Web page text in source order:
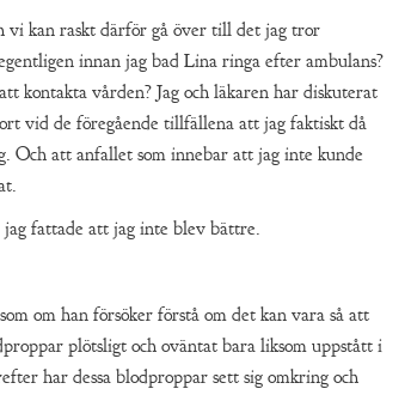
vi kan raskt därför gå över till det jag tror
innan jag bad Lina ringa efter ambulans?
kontakta vården? Jag och läkaren har diskuterat
vid de föregående tillfällena att jag faktiskt då
Och att anfallet som innebar att jag inte kunde
fattade att jag inte blev bättre.
om han försöker förstå om det kan vara så att
plötsligt och oväntat bara liksom uppstått i
har dessa blodproppar sett sig omkring och